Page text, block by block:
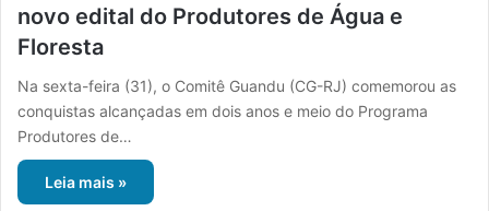
novo edital do Produtores de Água e
Floresta
Na sexta-feira (31), o Comitê Guandu (CG-RJ) comemorou as
conquistas alcançadas em dois anos e meio do Programa
Produtores de…
Leia mais »